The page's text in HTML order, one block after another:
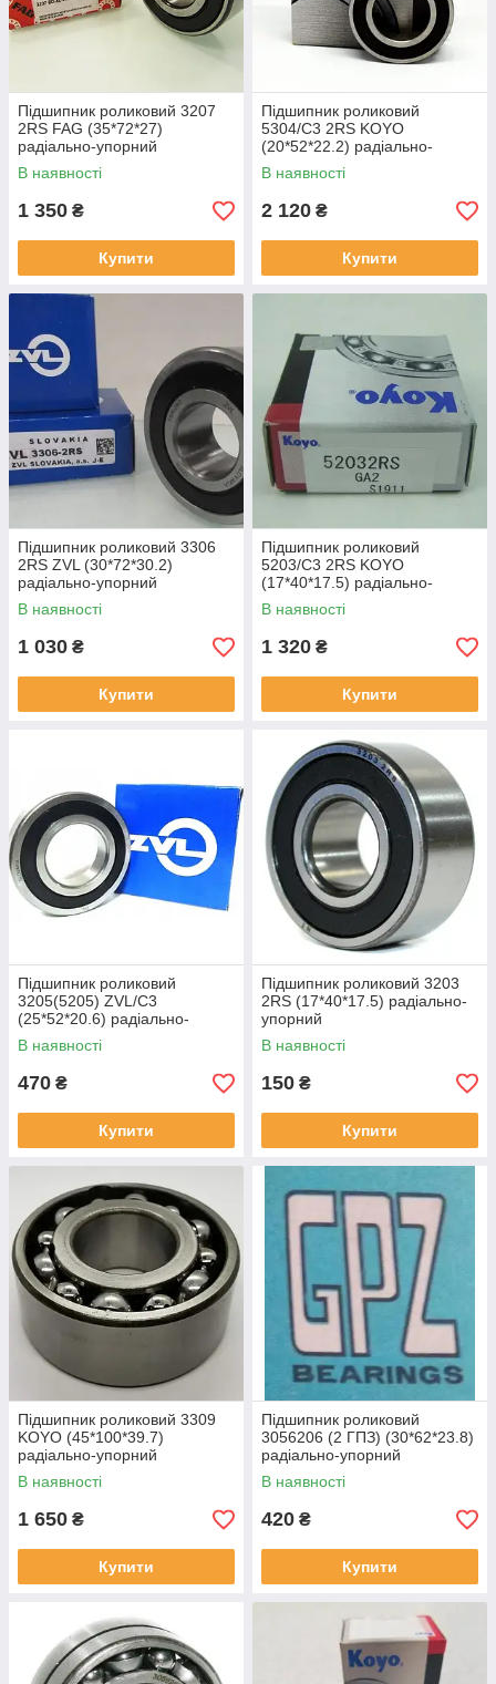
Підшипник роликовий 3207
2RS FAG (35*72*27)
радіально-упорний
В наявності
1 350 ₴
Купити
Підшипник роликовий
5304/C3 2RS KOYO
(20*52*22.2) радіально-
упорний
В наявності
2 120 ₴
Купити
Підшипник роликовий 3306
2RS ZVL (30*72*30.2)
радіально-упорний
В наявності
1 030 ₴
Купити
Підшипник роликовий
5203/C3 2RS KOYO
(17*40*17.5) радіально-
упорний
В наявності
1 320 ₴
Купити
Підшипник роликовий
3205(5205) ZVL/C3
(25*52*20.6) радіально-
упорний
В наявності
470 ₴
Купити
Підшипник роликовий 3203
2RS (17*40*17.5) радіально-
упорний
В наявності
150 ₴
Купити
Підшипник роликовий 3309
KOYO (45*100*39.7)
радіально-упорний
В наявності
1 650 ₴
Купити
Підшипник роликовий
3056206 (2 ГПЗ) (30*62*23.8)
радіально-упорний
В наявності
420 ₴
Купити